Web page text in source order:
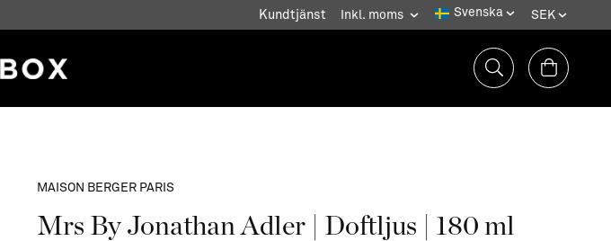
Kundtjänst
MAISON BERGER PARIS
Mrs By Jonathan Adler | Doftljus | 180 ml